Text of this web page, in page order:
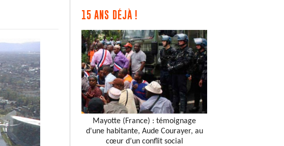
15 ANS DÉJÀ !
Mayotte (France) : témoignage
d'une habitante, Aude Courayer, au
cœur d’un conflit social